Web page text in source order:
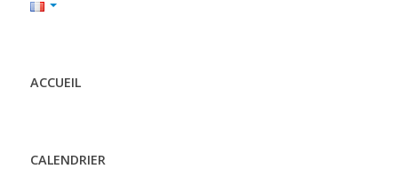
ACCUEIL
CALENDRIER